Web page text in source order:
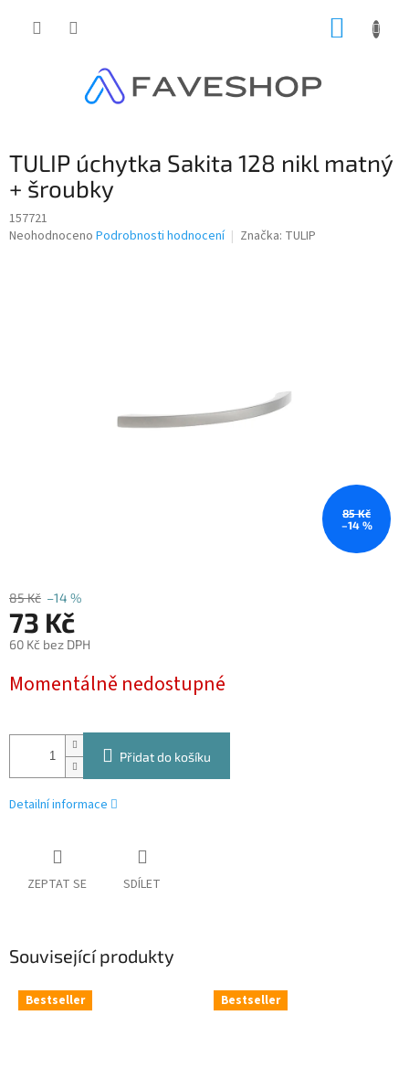
TULIP úchytka Sakita 128 nikl matný
+ šroubky
157721
Průměrné
Neohodnoceno Podrobnosti hodnocení Značka: TULIP
85 Kč
–14 %
85 Kč –14 %
73 Kč
60 Kč bez DPH
cena:
Momentálně nedostupné
Přidat do košíku
Detailní informace
ZEPTAT SE SDÍLET
Související produkty
Bestseller Bestseller